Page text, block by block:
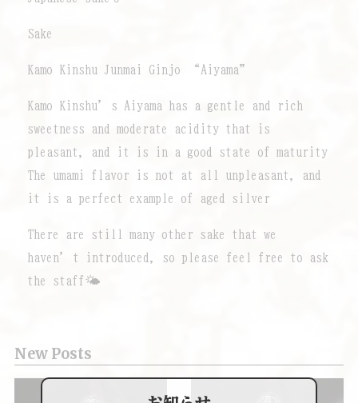
Sake
Kamo Kinshu Junmai Ginjo “Aiyama”
Kamo Kinshu’s Aiyama has a gentle and rich
sweetness and moderate acidity that is
pleasant, and it is in a good state of maturity
The umami flavor is not at all unpleasant, and
it is a perfect example of aged silver
There are still many other sake that we
haven’t introduced, so please feel free to ask
the staff🌤
New Posts